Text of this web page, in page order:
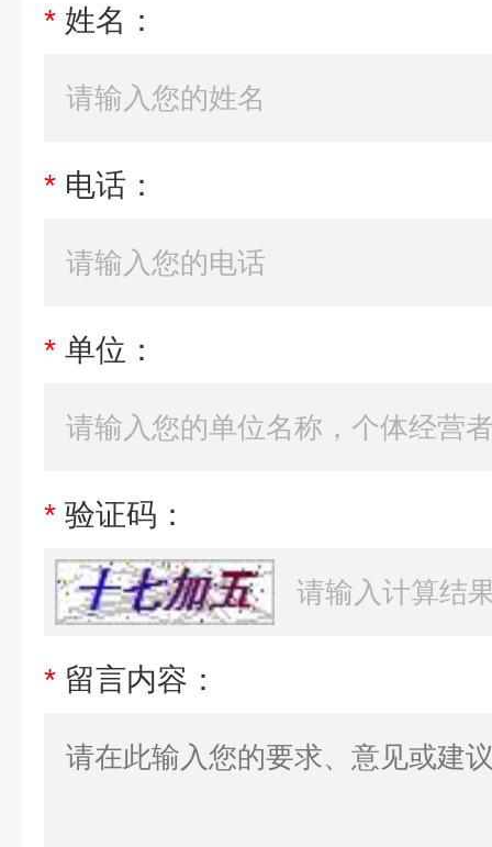
* 姓名：
* 电话：
* 单位：
* 验证码：
* 留言内容：